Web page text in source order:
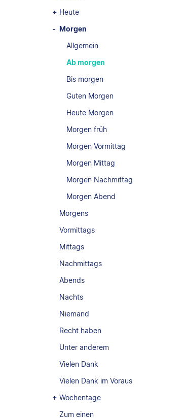
Heute
Morgen
Allgemein
Ab morgen
Bis morgen
Guten Morgen
Heute Morgen
Morgen früh
Morgen Vormittag
Morgen Mittag
Morgen Nachmittag
Morgen Abend
Morgens
Vormittags
Mittags
Nachmittags
Abends
Nachts
Niemand
Recht haben
Unter anderem
Vielen Dank
Vielen Dank im Voraus
Wochentage
Zum einen